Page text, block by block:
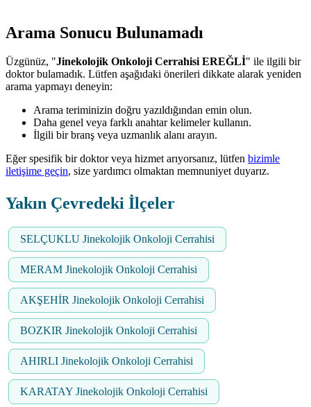
Arama Sonucu Bulunamadı
Üzgünüz, "Jinekolojik Onkoloji Cerrahisi EREĞLİ" ile ilgili bir
doktor bulamadık. Lütfen aşağıdaki önerileri dikkate alarak yeniden
arama yapmayı deneyin:
Arama teriminizin doğru yazıldığından emin olun.
Daha genel veya farklı anahtar kelimeler kullanın.
İlgili bir branş veya uzmanlık alanı arayın.
Eğer spesifik bir doktor veya hizmet arıyorsanız, lütfen bizimle
iletişime geçin, size yardımcı olmaktan memnuniyet duyarız.
Yakın Çevredeki İlçeler
SELÇUKLU Jinekolojik Onkoloji Cerrahisi
MERAM Jinekolojik Onkoloji Cerrahisi
AKŞEHİR Jinekolojik Onkoloji Cerrahisi
BOZKIR Jinekolojik Onkoloji Cerrahisi
AHIRLI Jinekolojik Onkoloji Cerrahisi
KARATAY Jinekolojik Onkoloji Cerrahisi